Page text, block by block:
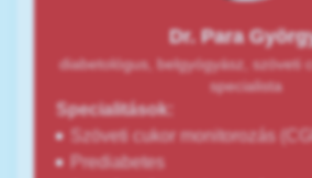
Dr. Para
diabetológus, belgyógyász, szöveti
specialista
Specialitások:
Szöveti cukor monitorozás
Prediabetes